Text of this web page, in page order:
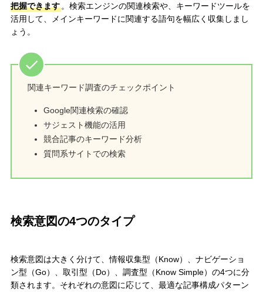
把握できます。検索エンジンの関連検索や、キーワードツールを
活用して、メインキーワードに関連する語句を幅広く収集しまし
ょう。
関連キーワード調査のチェックポイント
Google関連検索の確認
サジェスト機能の活用
競合記事のキーワード分析
質問系サイトでの検索
検索意図の4つのタイプ
検索意図は大きく分けて、情報収集型（Know）、ナビゲーショ
ン型（Go）、取引型（Do）、調査型（Know Simple）の4つに分
類されます。それぞれの意図に応じて、最適な記事構成パターン